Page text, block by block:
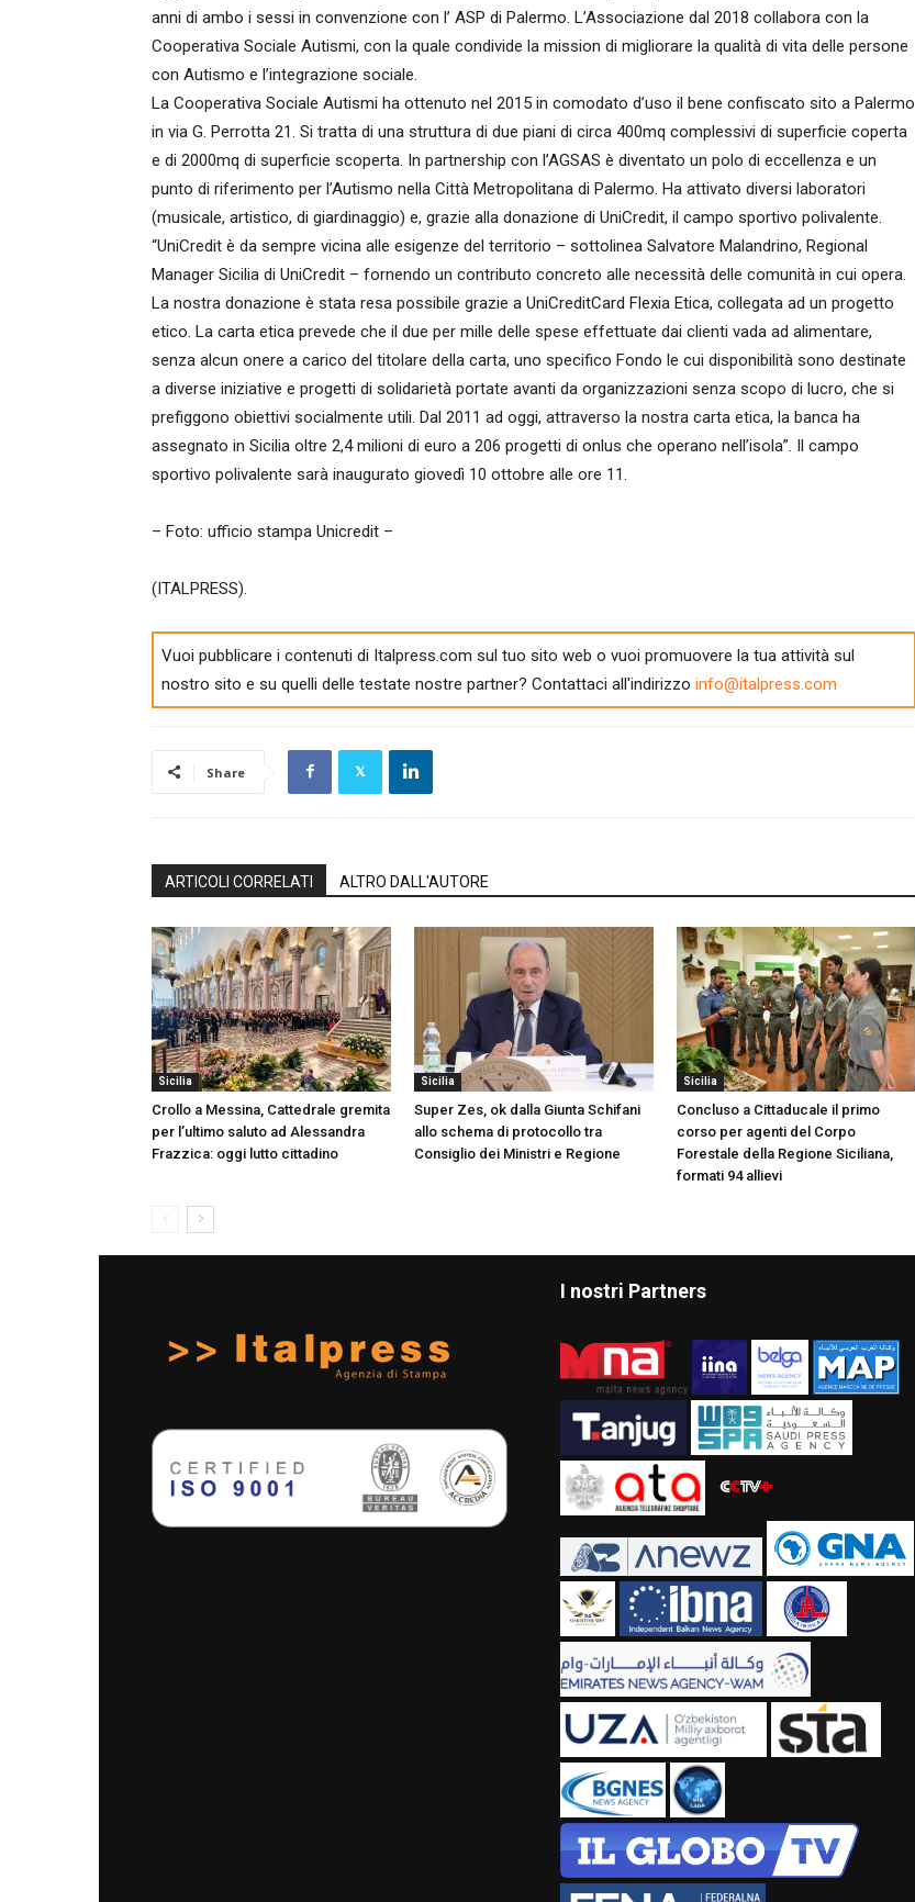
anni di ambo i sessi in convenzione con l’ ASP di Palermo. L’Associazione dal 2018 collabora con la
Cooperativa Sociale Autismi, con la quale condivide la mission di migliorare la qualità di vita delle persone
con Autismo e l’integrazione sociale.
La Cooperativa Sociale Autismi ha ottenuto nel 2015 in comodato d’uso il bene confiscato sito a Palermo
in via G. Perrotta 21. Si tratta di una struttura di due piani di circa 400mq complessivi di superficie coperta
e di 2000mq di superficie scoperta. In partnership con l’AGSAS è diventato un polo di eccellenza e un
punto di riferimento per l’Autismo nella Città Metropolitana di Palermo. Ha attivato diversi laboratori
(musicale, artistico, di giardinaggio) e, grazie alla donazione di UniCredit, il campo sportivo polivalente.
“UniCredit è da sempre vicina alle esigenze del territorio – sottolinea Salvatore Malandrino, Regional
Manager Sicilia di UniCredit – fornendo un contributo concreto alle necessità delle comunità in cui opera.
La nostra donazione è stata resa possibile grazie a UniCreditCard Flexia Etica, collegata ad un progetto
etico. La carta etica prevede che il due per mille delle spese effettuate dai clienti vada ad alimentare,
senza alcun onere a carico del titolare della carta, uno specifico Fondo le cui disponibilità sono destinate
a diverse iniziative e progetti di solidarietà portate avanti da organizzazioni senza scopo di lucro, che si
prefiggono obiettivi socialmente utili. Dal 2011 ad oggi, attraverso la nostra carta etica, la banca ha
assegnato in Sicilia oltre 2,4 milioni di euro a 206 progetti di onlus che operano nell’isola”. Il campo
sportivo polivalente sarà inaugurato giovedì 10 ottobre alle ore 11.
– Foto: ufficio stampa Unicredit –
(ITALPRESS).
Vuoi pubblicare i contenuti di Italpress.com sul tuo sito web o vuoi promuovere la tua attività sul
nostro sito e su quelli delle testate nostre partner? Contattaci all'indirizzo info@italpress.com
Share
ARTICOLI CORRELATI ALTRO DALL'AUTORE
Sicilia
Crollo a Messina, Cattedrale gremita
per l’ultimo saluto ad Alessandra
Frazzica: oggi lutto cittadino
Sicilia
Super Zes, ok dalla Giunta Schifani
allo schema di protocollo tra
Consiglio dei Ministri e Regione
Sicilia
Concluso a Cittaducale il primo
corso per agenti del Corpo
Forestale della Regione Siciliana,
formati 94 allievi
I nostri Partners